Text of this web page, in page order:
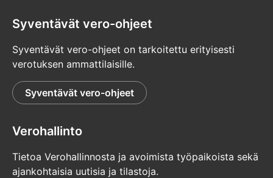
Syventävät vero-ohjeet
Syventävät vero-ohjeet on tarkoitettu erityisesti
verotuksen ammattilaisille.
Syventävät vero-ohjeet
Verohallinto
Tietoa Verohallinnosta ja avoimista työpaikoista sekä
ajankohtaisia uutisia ja tilastoja.